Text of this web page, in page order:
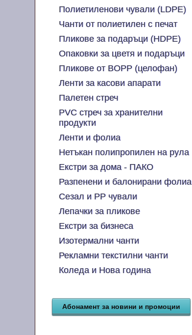
Полиетиленови чували (LDPE)
Чанти от полиетилен с печат
Пликове за подаръци (HDPE)
Опаковки за цветя и подаръци
Пликове от BOPP (целофан)
Ленти за касови апарати
Палетен стреч
PVC стреч за хранителни
продукти
Ленти и фолиа
Нетъкан полипропилен на рула
Екстри за дома - ПАКО
Разпенени и балонирани фолиа
Сезал и PP чували
Лепачки за пликове
Екстри за бизнеса
Изотермални чанти
Рекламни текстилни чанти
Коледа и Нова година